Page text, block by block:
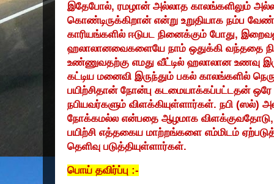
இதேபோல், ரமழான் அல்லாத காலங்களிலும்
கொண்டிருக்கிறான் என்று உறுதியாக நம்ப
காரியங்களில் ஈடுபட நினைக்கும் போது,
ஹலாலானவைகளையே நாம் ஒதுக்கி வந்ததை
உண்ணுவதற்கு எமது வீட்டில் ஹலாலான உணவு
கட்டிய மனைவி இருந்தும் பகல் காலங்களில்
பயிற்சிதான் நோன்பு கடமையாக்கப்பட்டதன்
நபியவர்களும் விளக்கியுள்ளார்கள். நபி (ஸல்)
நோக்கமல்ல என்பதை ஆழமாக விளக்குவதோடு
பயிற்சி எத்தகைய மாற்றங்களை எம்மிடம்
தெளிவு படுத்தியுள்ளார்கள்.
பொய் தவிர்ப்பு :-